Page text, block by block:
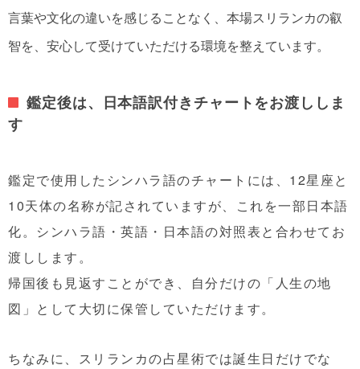
言葉や文化の違いを感じることなく、本場スリランカの叡
智を、安心して受けていただける環境を整えています。
鑑定後は、日本語訳付きチャートをお渡ししま
す
鑑定で使用したシンハラ語のチャートには、12星座と
10天体の名称が記されていますが、これを一部日本語
化。シンハラ語・英語・日本語の対照表と合わせてお
渡しします。
帰国後も見返すことができ、自分だけの「人生の地
図」として大切に保管していただけます。
ちなみに、スリランカの占星術では誕生日だけでな